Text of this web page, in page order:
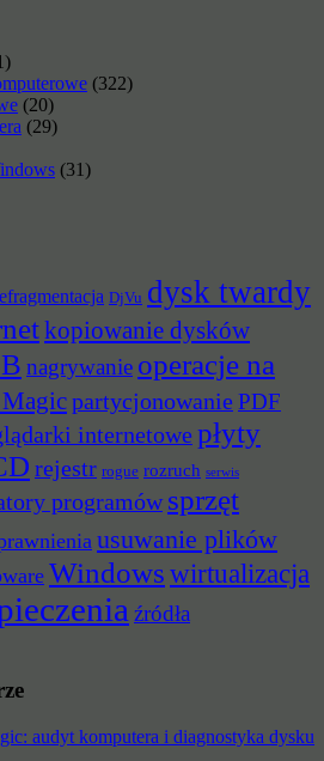
(322)
(20)
(29)
(31)
DjVu dysk twardy
kopiowanie dysków
nagrywanie operacje na
Magicpartycjonowanie PDF
internetowe płyty
rejestr rogue rozruch serwis
programów sprzęt
usuwanie plików
Windowswirtualizacja
źródła
audyt komputera i diagnostyka dysku